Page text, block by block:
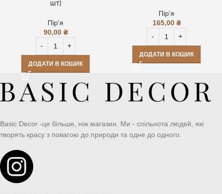
шт)
Пір'я
90,00 ₴
ДОДАТИ В КОШИК
Пір'я
165,00 ₴
ДОДАТИ В КОШИК
Basic Decor -це більше, ніж магазин. Ми - спільнота людей, які
творять красу з повагою до природи та одне до одного.